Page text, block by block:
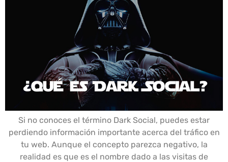
Si no conoces el término Dark Social, puedes estar
perdiendo información importante acerca del tráfico en
tu web. Aunque el concepto parezca negativo, la
realidad es que es el nombre dado a las visitas de